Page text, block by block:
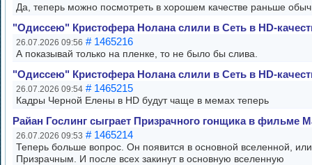
Да, теперь можно посмотреть в хорошем качестве раньше
"Одиссею" Кристофера Нолана слили в Сеть в HD-
26.07.2026 09:56 # 1465216
А показывай только на пленке, то не было бы слива.
"Одиссею" Кристофера Нолана слили в Сеть в HD-
26.07.2026 09:54 # 1465215
Кадры Черной Елены в HD будут чаще в мемах теперь
Райан Гослинг сыграет Призрачного гонщика в фильме
26.07.2026 09:53 # 1465214
Теперь больше вопрос. Он появится в основной вселенной,
Призрачным. И после всех закинут в основную вселенную